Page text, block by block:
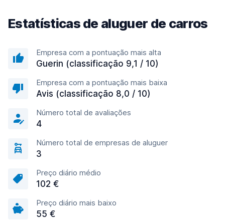
Estatísticas de aluguer de carros
Empresa com a pontuação mais alta
Guerin (classificação 9,1 / 10)
Empresa com a pontuação mais baixa
Avis (classificação 8,0 / 10)
Número total de avaliações
4
Número total de empresas de aluguer
3
Preço diário médio
102 €
Preço diário mais baixo
55 €